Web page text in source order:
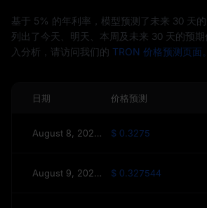
基于 5% 的年利率，模型预测了未来 30 天
列出了今天、明天、本周及未来 30 天的预
入分析，请访问我们的 TRON 价格预测页面。
日期 价格预测
August 8, 2026（今日） $ 0.3275
August 9, 2026（明天） $ 0.327544